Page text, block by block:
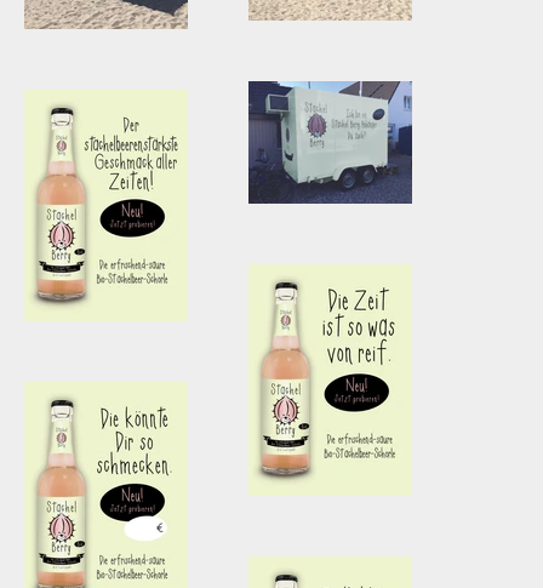
Föhr.
Bei Schapers
WassersportCenter
mit Bistro.
Föhr.
Bei Schapers
WassersportCenter
mit Bistro.
St. Peter-Ording.
Kühlwagen.
Poster 1
Poster 2